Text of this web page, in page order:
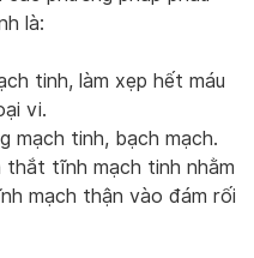
là:
tinh, làm xẹp hết máu
vi.
mạch tinh, bạch mạch.
thắt tĩnh mạch tinh nhằm
mạch thận vào đám rối